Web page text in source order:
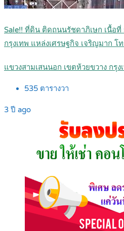
Sale!! ที่ดิน ติดถนนรัชดาภิเษก เนื้อที่
กรุงเทพ แหล่งเศรษฐกิจ เจริญมาก โ
แขวงสามเสนนอก เขตห้วยขวาง กรุ
535 ตารางวา
3 ปี ago